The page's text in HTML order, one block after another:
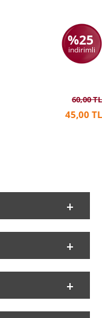
%25
indirimli
60,00 TL
45,00 TL